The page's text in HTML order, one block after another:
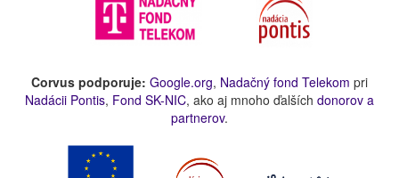
Corvus podporuje: Google.org, Nadačný fond Telekom pri
Nadácii Pontis, Fond SK-NIC, ako aj mnoho ďalších donorov a
partnerov.